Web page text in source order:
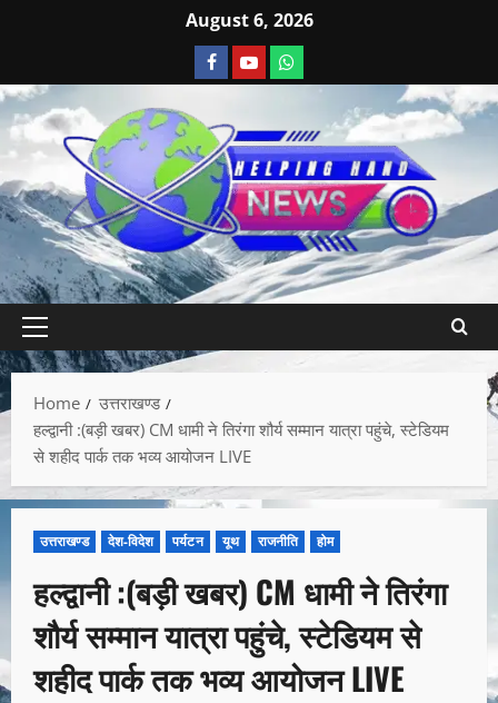
August 6, 2026
Home
उत्तराखण्ड
हल्द्वानी :(बड़ी खबर) CM धामी ने तिरंगा शौर्य सम्मान यात्रा पहुंचे, स्टेडियम
से शहीद पार्क तक भव्य आयोजन LIVE
उत्तराखण्ड देश-विदेश पर्यटन यूथ राजनीति होम
हल्द्वानी :(बड़ी खबर) CM धामी ने तिरंगा
शौर्य सम्मान यात्रा पहुंचे, स्टेडियम से
शहीद पार्क तक भव्य आयोजन LIVE